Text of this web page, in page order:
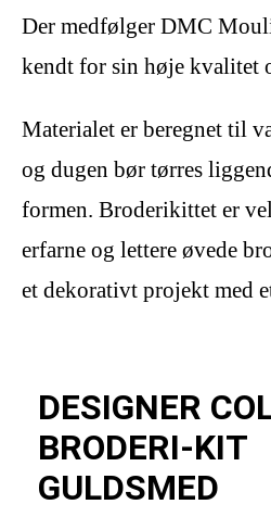
Der medfølger DMC
kendt for sin høje kvalitet
Materialet er beregnet til
og dugen bør tørres
formen. Broderikittet er
erfarne og lettere øvede
et dekorativt projekt med
DESIGNER
BRODERI-KIT
GULDSMED